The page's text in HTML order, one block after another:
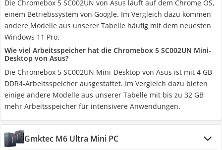
Die Chromebox 5 SC002UN von Asus läuft auf dem Chrome OS,
einem Betriebssystem von Google. Im Vergleich dazu kommen
andere Modelle aus unserer Tabelle häufig mit dem neuesten
Windows 11 Pro.
Wie viel Arbeitsspeicher hat die Chromebox 5 SC002UN Mini-
Desktop von Asus?
Die Chromebox 5 SC002UN Mini-Desktop von Asus ist mit 4 GB
DDR4-Arbeitsspeicher ausgestattet. Im Vergleich dazu bieten
einige andere Modelle aus unserer Tabelle mit bis zu 32 GB
mehr Arbeitsspeicher für intensivere Anwendungen.
Gmktec M6 Ultra Mini PC